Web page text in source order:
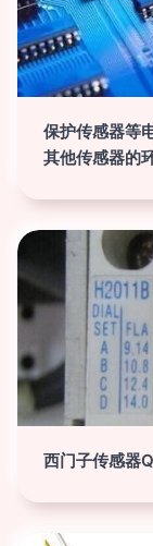
保护传感器等
其他传感器的
西门子传感器